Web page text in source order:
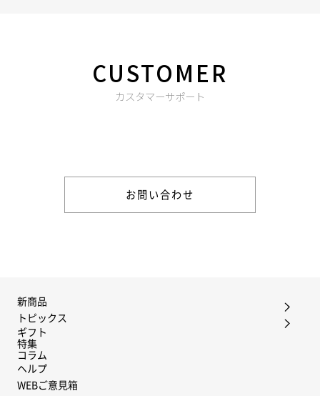
CUSTOMER
カスタマーサポート
お問い合わせ
新商品
トピックス
ギフト
特集
コラム
ヘルプ
WEBご意見箱